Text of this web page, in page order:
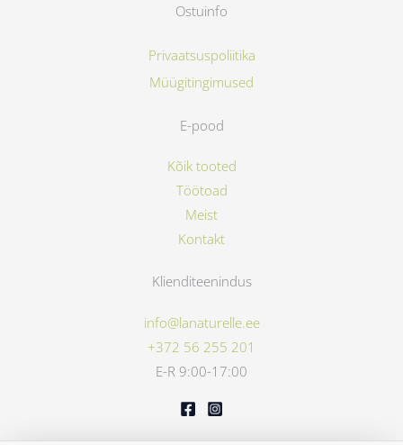
Ostuinfo
Privaatsuspoliitika
Müügitingimused
E-pood
Kõik tooted
Töötoad
Meist
Kontakt
Klienditeenindus
info@lanaturelle.ee
+372 56 255 201
E-R 9:00-17:00